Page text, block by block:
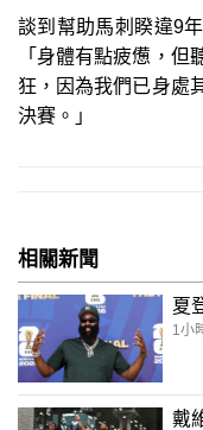
談到幫助馬刺睽違9
「身體有點疲憊，
狂，因為我們已身處
決賽。」
相關新聞
夏
1小
戴